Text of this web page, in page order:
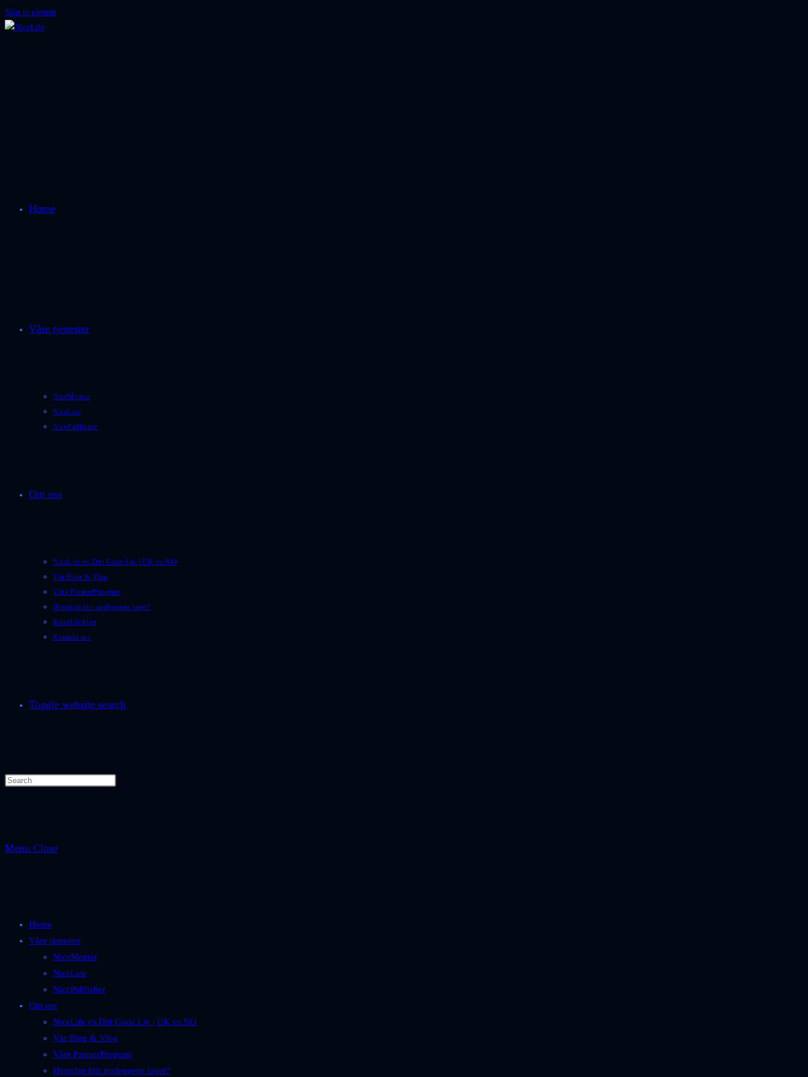
Skip to content
Home
Våre tjenester
NiceMentor
NiceLaw
NicePublisher
Om oss
NiceLife vs Ditt Gode Liv | UK vs NO
Vår Blog & Vlog
Våre PartnerProgram
Hvordan blir innleggene laget?
ReiseLiv.blog
Kontakt oss
Toggle website search
Menu Close
Home
Våre tjenester
NiceMentor
NiceLaw
NicePublisher
Om oss
NiceLife vs Ditt Gode Liv | UK vs NO
Vår Blog & Vlog
Våre PartnerProgram
Hvordan blir innleggene laget?